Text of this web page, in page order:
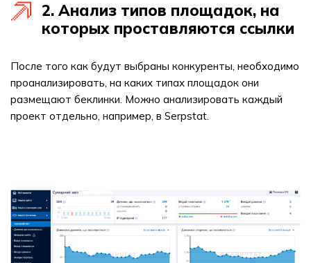
2. Анализ типов площадок, на
которых проставляются ссылки
После того как будут выбраны конкуренты, необходимо
проанализировать, на каких типах площадок они
размещают беклинки. Можно анализировать каждый
проект отдельно, например, в Serpstat.